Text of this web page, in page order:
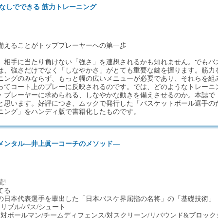
しでできる 筋力トレーニング
えることがトッププレーヤーへの第一歩
相手に当たり負けない「強さ」を連想されるかも知れません。でもバ
、強さだけでなく「しなやかさ」がとても重要な鍵を握ります。筋力
ングのみならず、もっと幅の広いメニューが必要であり、それらを組
てコート上のプレーに反映されるのです。では、どのようなトレーニ
プレーヤーに求められる、しなやかな動きを備えさせるのか。本誌で
思います。好評につき、ムックで発行した「バスケットボール選手の
グ」をハンディ版で書籍化したものです。
ンタル―井上眞一コーチのメソッド―
!
てる――
日本代表選手を輩出した「日本バスケ界屈指の名将」の「基礎技術」
ル/パス/シュート
ールマン/チームディフェンス/対スクリーン/リバウンド&ブロック